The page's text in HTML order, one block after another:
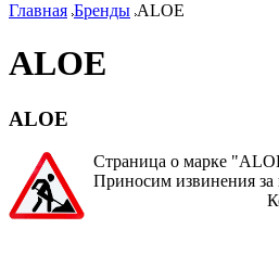
Главная Бренды ALOE
ALOE
ALOE
Страница о марке
Приносим извинения за
Команда